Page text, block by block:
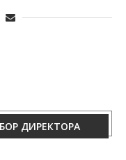
ДИРЕКТОРА